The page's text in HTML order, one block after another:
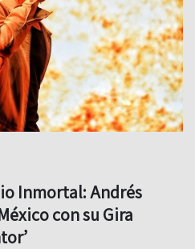
Inmortal: Andrés
con su Gira